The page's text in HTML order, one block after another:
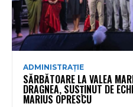
ADMINISTRAȚIE
SĂRBĂTOARE LA VALEA
DRAGNEA, SUSȚINUT DE
MARIUS OPRESCU